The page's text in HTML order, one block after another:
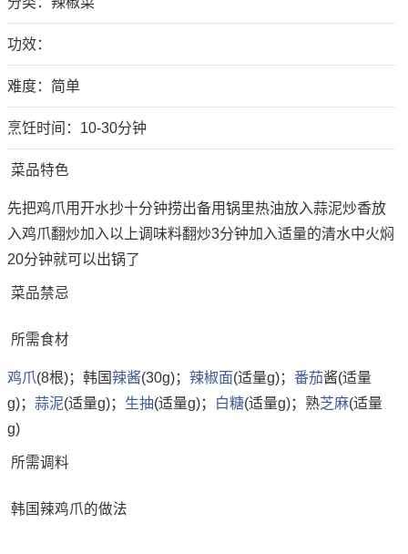
功效：
难度：简单
烹饪时间：10-30分钟
菜品特色
先把鸡爪用开水抄十分钟捞出备用锅里热油放入蒜泥炒香放
入鸡爪翻炒加入以上调味料翻炒3分钟加入适量的清水中火焖
20分钟就可以出锅了
菜品禁忌
所需食材
鸡爪(8根)；韩国辣酱(30g)； 辣椒面(适量g)； 番茄酱(适量
g)； 蒜泥(适量g)； 生抽(适量g)； 白糖(适量g)；熟芝麻(适量
g)
所需调料
韩国辣鸡爪的做法